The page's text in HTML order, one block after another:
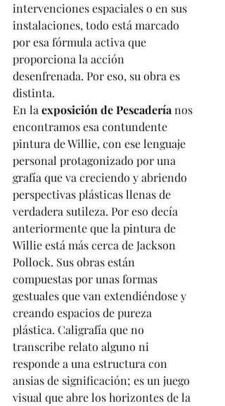
intervenciones espaciales o en sus
instalaciones, todo está marcado
por esa fórmula activa que
proporciona la acción
desenfrenada. Por eso, su obra es
distinta.
En la exposición de Pescadería nos
encontramos esa contundente
pintura de Willie, con ese lenguaje
personal protagonizado por una
grafía que va creciendo y abriendo
perspectivas plásticas llenas de
verdadera sutileza. Por eso decía
anteriormente que la pintura de
Willie está más cerca de Jackson
Pollock. Sus obras están
compuestas por unas formas
gestuales que van extendiéndose y
creando espacios de pureza
plástica. Caligrafía que no
transcribe relato alguno ni
responde a una estructura con
ansias de significación; es un juego
visual que abre los horizontes de la